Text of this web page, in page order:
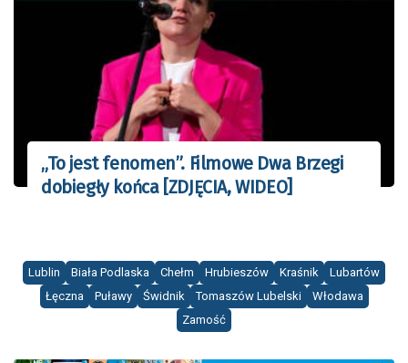
„To jest fenomen”. Filmowe Dwa Brzegi
dobiegły końca [ZDJĘCIA, WIDEO]
Lublin Biała Podlaska Chełm Hrubieszów Kraśnik
Lubartów
Łęczna
Puławy Świdnik Tomaszów Lubelski
Włodawa
Zamość